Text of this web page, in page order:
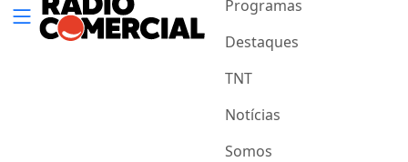
Programas
Destaques
TNT
Notícias
Somos